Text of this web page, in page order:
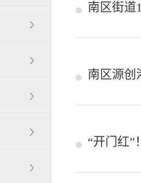
南区街道
南区源创
“开门红”